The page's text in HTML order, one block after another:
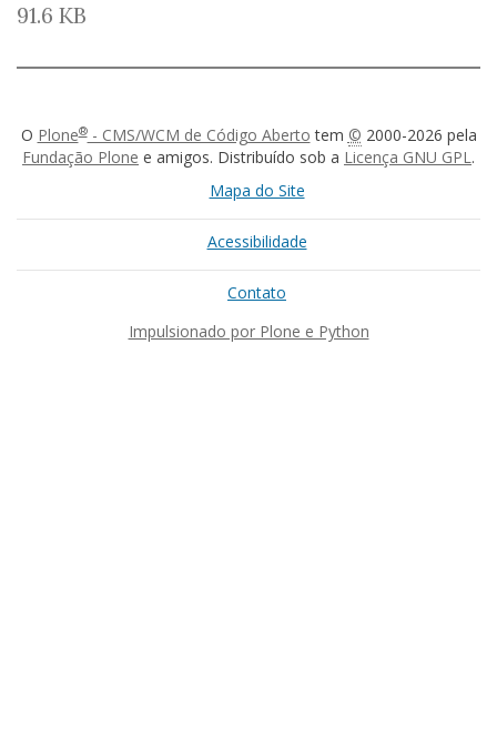
91.6 KB
O Plone®- CMS/WCM de Código Aberto tem © 2000-2026 pela
Fundação Plone e amigos. Distribuído sob a Licença GNU GPL.
Mapa do Site
Acessibilidade
Contato
Impulsionado por Plone e Python